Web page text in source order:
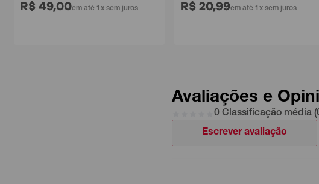
R$ 49,00em até 1x sem juros R$ 20,99em até 1x sem juros
Avaliações e
0 Classificação média
Escrever avaliação